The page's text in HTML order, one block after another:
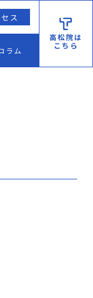
ス
ラム
高松院は
こちら